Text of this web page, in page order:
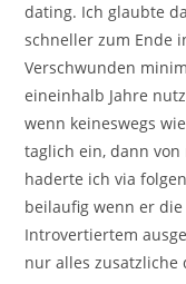
dating. Ich glaubte
schneller zum Ende
Verschwunden
eineinhalb Jahre
wenn keineswegs
taglich ein, dann
haderte ich via
beilaufig wenn er
Introvertiertem
nur alles zusatzliche